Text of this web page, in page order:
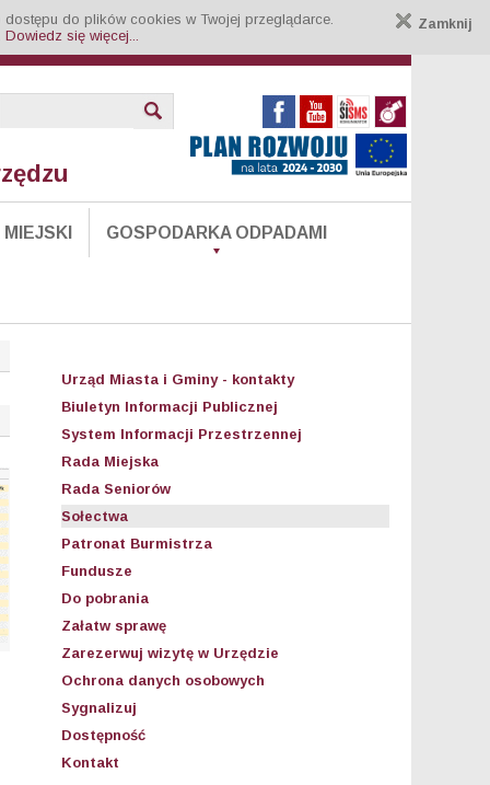
do plików cookies w Twojej przeglądarce. Zamknij
Dowiedz się więcej...
MIEJSKI GOSPODARKA ODPADAMI
Urząd Miasta i Gminy - kontakty
Biuletyn Informacji Publicznej
System Informacji Przestrzennej
Rada Miejska
Rada Seniorów
Sołectwa
Patronat Burmistrza
Fundusze
Do pobrania
Załatw sprawę
Zarezerwuj wizytę w Urzędzie
Ochrona danych osobowych
Sygnalizuj
Dostępność
Kontakt